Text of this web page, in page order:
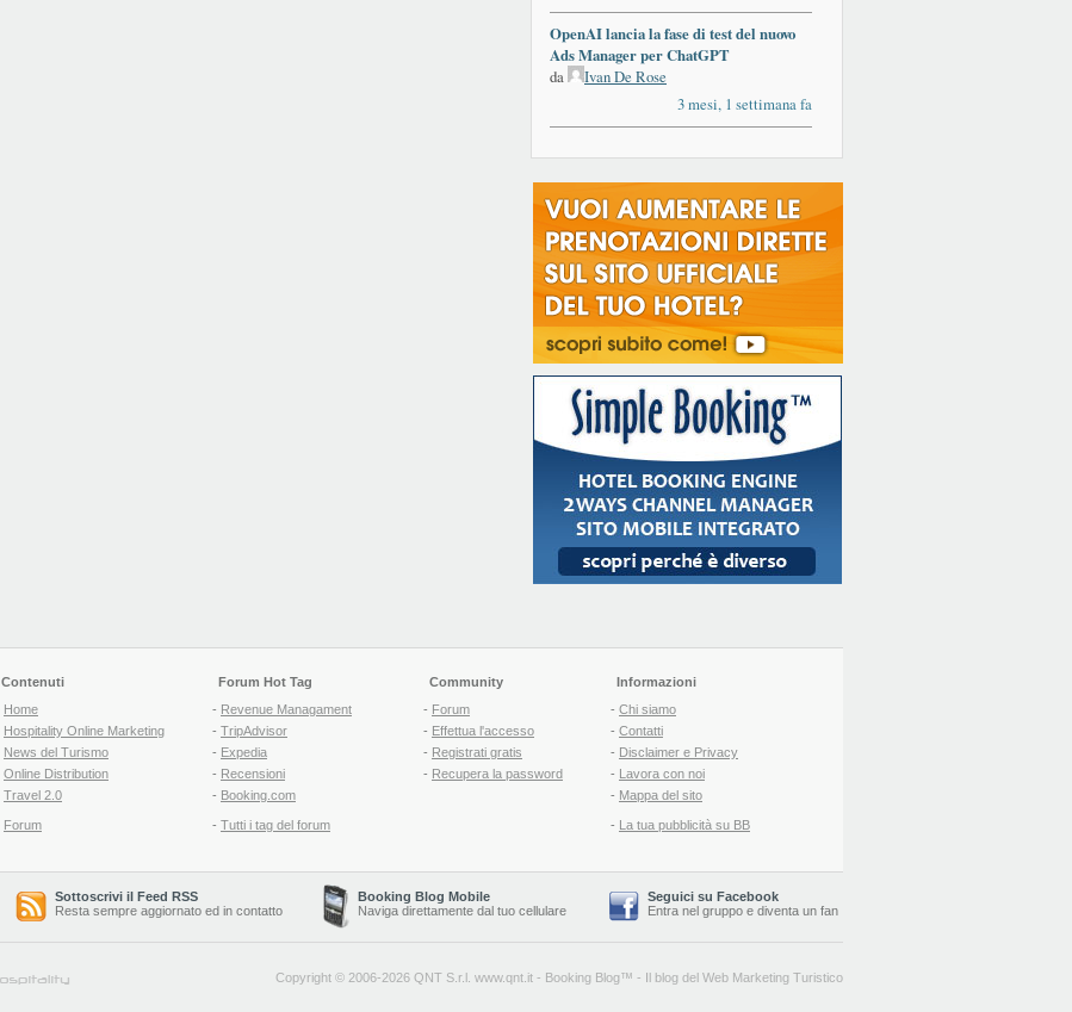
OpenAI lancia la fase di test del nuovo
Ads Manager per ChatGPT
da
Ivan De Rose
3 mesi, 1 settimana fa
Contenuti
Home
Hospitality Online Marketing
News del Turismo
Online Distribution
Travel 2.0
Forum
Forum Hot Tag
- Revenue Managament
- TripAdvisor
- Expedia
- Recensioni
- Booking.com
- Tutti i tag del forum
Community
- Forum
- Effettua l'accesso
- Registrati gratis
- Recupera la password
Informazioni
- Chi siamo
- Contatti
- Disclaimer e Privacy
- Lavora con noi
- Mappa del sito
- La tua pubblicità su BB
Sottoscrivi il Feed RSS
Resta sempre aggiornato ed in contatto
Booking Blog Mobile
Naviga direttamente dal tuo cellulare
Seguici su Facebook
Entra nel gruppo e diventa un fan
Copyright © 2006-2026 QNT S.r.l. www.qnt.it - Booking Blog™ - Il blog del Web Marketing Turistico